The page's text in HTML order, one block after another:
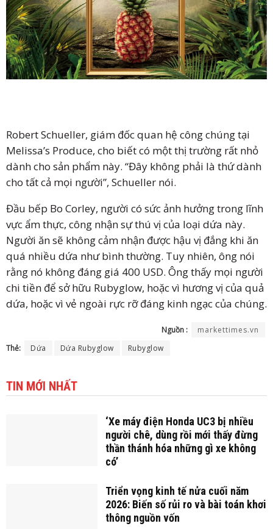
Robert Schueller, giám đốc quan hệ công chúng tại
Melissa’s Produce, cho biết có một thị trường rất nhỏ
dành cho sản phẩm này. “Đây không phải là thứ dành
cho tất cả mọi người”, Schueller nói.
Đầu bếp Bo Corley, người có sức ảnh hưởng trong lĩnh
vực ẩm thực, công nhận sự thú vị của loại dứa này.
Người ăn sẽ không cảm nhận được hậu vị đắng khi ăn
quá nhiều dứa như bình thường. Tuy nhiên, ông nói
rằng nó không đáng giá 400 USD. Ông thấy mọi người
chi tiền để sở hữu Rubyglow, hoặc vì hương vị của quả
dứa, hoặc vì vẻ ngoài rực rỡ đáng kinh ngạc của chúng.
Nguồn :
markettimes.vn
Thẻ:
Dứa Dứa Rubyglow Rubyglow
TIN MỚI NHẤT
‘Xe máy điện Honda UC3 bị nhiều
người chê, dùng rồi mới thấy đừng
thần thánh hóa những gì xe không
có’
Triển vọng kinh tế nửa cuối năm
2026: Biến số rủi ro và bài toán khơi
thông nguồn vốn